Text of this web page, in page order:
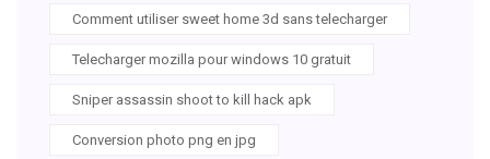
Comment utiliser sweet home 3d sans telecharger
Telecharger mozilla pour windows 10 gratuit
Sniper assassin shoot to kill hack apk
Conversion photo png en jpg